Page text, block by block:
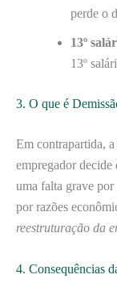
perde o
13º
13º
3. O que é
Em contrapartida, a
empregador decide
uma falta grave
por razões
reestruturação da
4. Consequências